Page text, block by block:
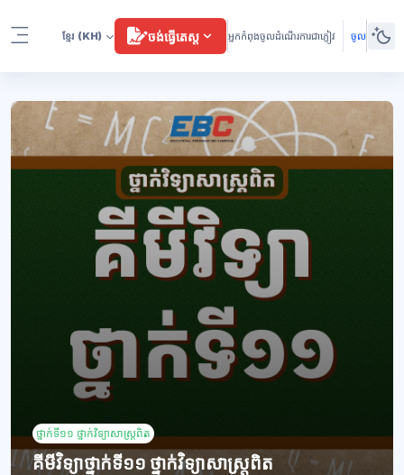
ខ្មែរ (KH) ចង់ធ្វើតេស្ត អ្នកកំពុងចូលដំណើរការជាភ្ញៀវ ចូល
ថ្នាក់ទី១១ ថ្នាក់វិទ្យាសាស្ត្រពិត
គីមីវិទ្យាថ្នាក់ទី១១ ថ្នាក់វិទ្យាសាស្រ្តពិត